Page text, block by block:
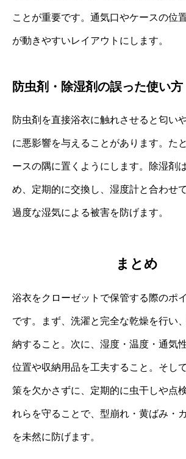
ことが重要です。通気口やケースの位
が動きやすいレイアウトにします。
防虫剤・除湿剤の誤った使い方
防虫剤を直接浴衣に触れさせると匂い
に悪影響を与えることがあります。た
ースの隅に置くようにします。除湿剤
め、定期的に交換し、湿度計と合わせ
過度な湿気による被害を防げます。
まとめ
浴衣をクローゼットで保管する際のポ
です。まず、洗濯と完全な乾燥を行い
納すること。次に、湿度・温度・通気
位置や収納用品を工夫すること。そし
策を欠かさずに、定期的に虫干しや点
れらを守ることで、型崩れ・黄ばみ・
を未然に防げます。